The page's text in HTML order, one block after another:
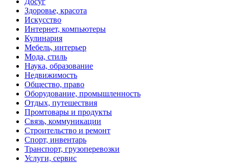
Здоровье, красота
Искусство
Интернет, компьютеры
Кулинария
Мебель, интерьер
Мода, стиль
Наука, образование
Недвижимость
Общество, право
Оборудование, промышленность
Отдых, путешествия
Промтовары и продукты
Связь, коммуникации
Строительство и ремонт
Cпорт, инвентарь
Транспорт, грузоперевозки
Услуги, сервис